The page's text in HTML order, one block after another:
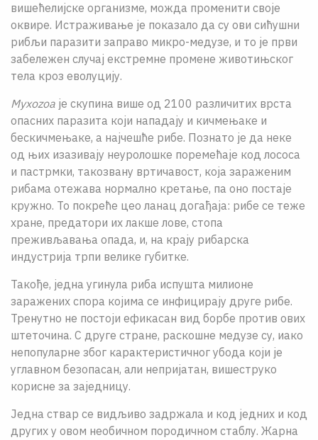
вишећелијске организме, можда променити своје
оквире. Истраживање је показало да су ови сићушни
рибљи паразити заправо микро-медузе, и то је први
забележен случај екстремне промене животињског
тела кроз еволуцију.
Myxozoa је скупина више од 2100 различитих врста
опасних паразита који нападају и кичмењаке и
бескичмењаке, а најчешће рибе. Познато је да неке
од њих изазивају неуролошке поремећаје код лососа
и пастрмки, такозвану вртичавост, која зараженим
рибама отежава нормално кретање, па оно постаје
кружно. То покреће цео ланац догађаја: рибе се теже
хране, предатори их лакше лове, стопа
преживљавања опада, и, на крају рибарска
индустрија трпи велике губитке.
Такође, једна угинула риба испушта милионе
заражених спора којима се инфицирају друге рибе.
Тренутно не постоји ефикасан вид борбе против ових
штеточина. С друге стране, раскошне медузе су, иако
непопуларне због карактеристичног убода који је
углавном безопасан, али непријатан, вишеструко
корисне за заједницу.
Једна ствар се видљиво задржала и код једних и код
других у овом необичном породичном стаблу. Жарна